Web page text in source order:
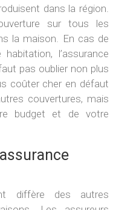
dans la région.
sur tous les
la maison. En cas de
l’assurance
pas oublier non plus
coûter cher en défaut
couvertures, mais
budget et de votre
diffère des autres